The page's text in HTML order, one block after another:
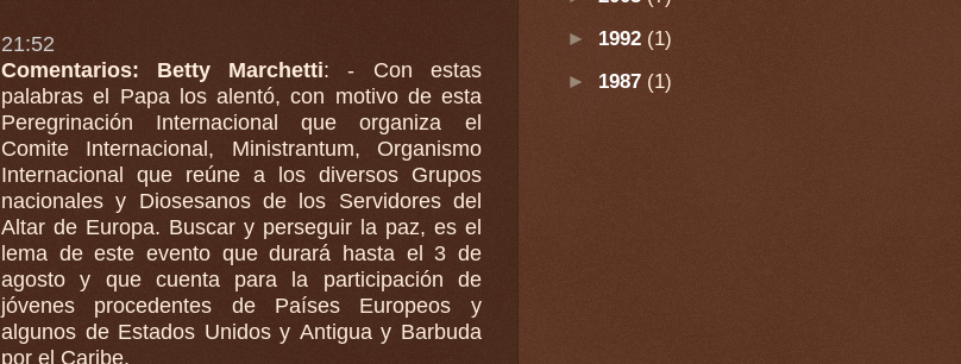
21:52
Comentarios: Betty Marchetti: - Con estas
palabras el Papa los alentó, con motivo de esta
Peregrinación Internacional que organiza el
Comite Internacional, Ministrantum, Organismo
Internacional que reúne a los diversos Grupos
nacionales y Diosesanos de los Servidores del
Altar de Europa. Buscar y perseguir la paz, es el
lema de este evento que durará hasta el 3 de
agosto y que cuenta para la participación de
jóvenes procedentes de Países Europeos y
algunos de Estados Unidos y Antigua y Barbuda
por el Caribe.
► 1992 (1)
► 1987 (1)